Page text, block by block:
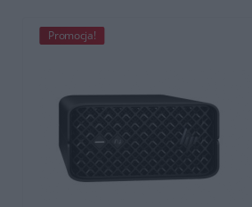
Promocja!